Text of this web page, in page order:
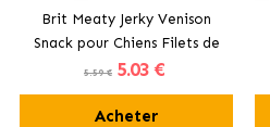
Brit Meaty Jerky Venison
Snack pour Chiens Filets de
Cerf
5.59 € 5.03 €
Acheter